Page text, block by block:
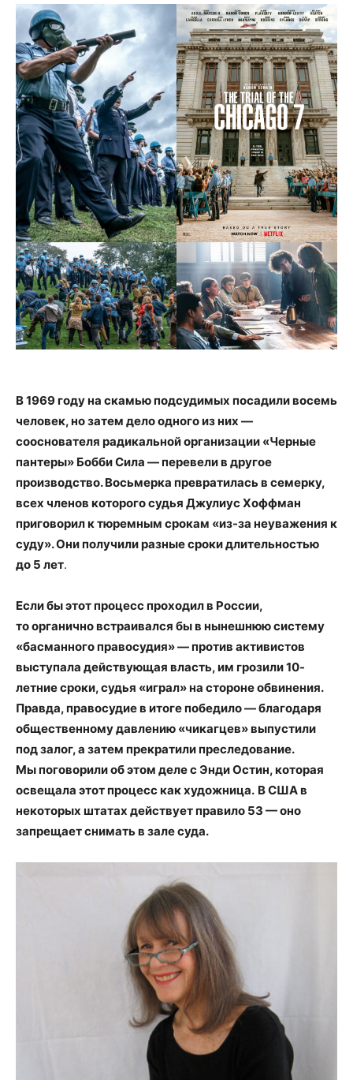
В 1969 годуна скамью подсудимых посадили восемь
человек, но затем дело одного из них —
сооснователя радикальной организации «Черные
пантеры» Бобби Сила — перевели в другое
производство. Восьмерка превратилась в семерку,
всех членов которого судья Джулиус Хоффман
приговорил к тюремным срокам «из-за неуважения к
суду».Они получили разные сроки длительностью
до 5 лет.
Если бы этот процесс проходил в России,
то органично встраивался бы в нынешнюю систему
«басманного правосудия» — против активистов
выступала действующая власть, им грозили 10-
летние сроки, судья «играл» на стороне обвинения.
Правда, правосудие в итоге победило—благодаря
общественному давлению «чикагцев»выпустили
под залог, а затем прекратили преследование.
Мы поговорили об этом деле с Энди Остин, которая
освещала этот процесс как художница. В США в
некоторых штатах действует правило 53 —оно
запрещает снимать в зале суда.